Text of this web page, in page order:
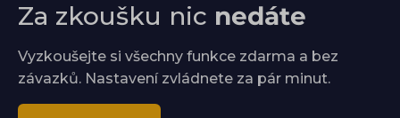
Za zkoušku nic nedáte
Vyzkoušejte si všechny funkce zdarma a bez
závazků. Nastavení zvládnete za pár minut.